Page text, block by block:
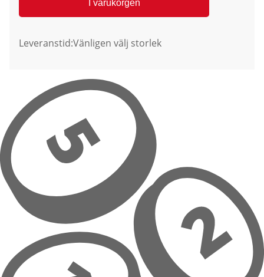
I varukorgen
Leveranstid:Vänligen välj storlek